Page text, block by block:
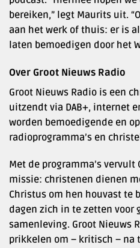
bereiken,” legt Maurits uit.
aan het werk of thuis: er is
laten bemoedigen door het
Over Groot Nieuws Radio
Groot Nieuws Radio is een
uitzendt via DAB+, internet
worden bemoedigende en
radioprogramma’s en
Met de programma’s vervult
missie: christenen dienen
Christus om hen houvast te
dagen zich in te zetten voor
samenleving. Groot Nieuws
prikkelen om – kritisch – na